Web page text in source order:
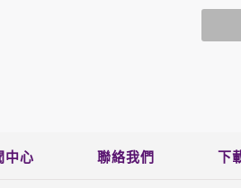
會自行記錄相關行徑，包括您使用
資料。註冊時，本網站取得您的
中心 聯絡我們 下